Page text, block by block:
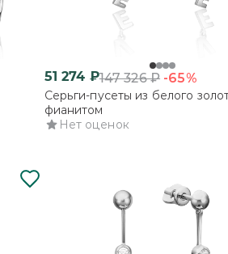
51 274 ₽147 326₽ -65%
Серьги-пусеты из белого
фианитом
Нет оценок